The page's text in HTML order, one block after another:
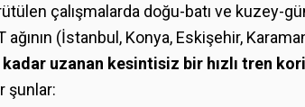
çalışmalarda doğu-batı ve kuzey-
(İstanbul, Konya, Eskişehir,
kadar uzanan kesintisiz bir hızlı tren
şunlar: